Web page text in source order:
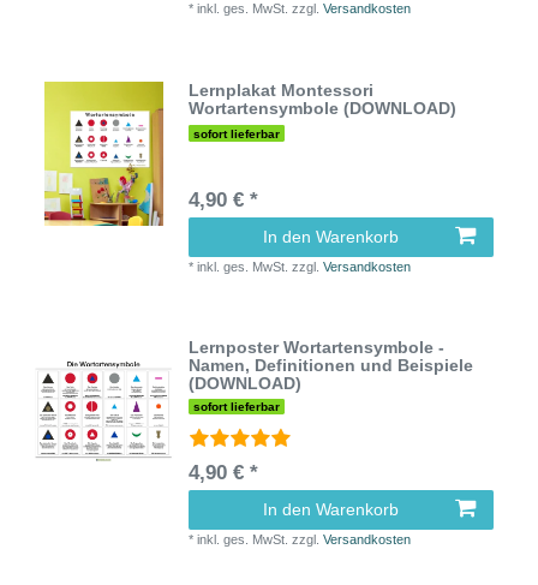
*inkl. ges. MwSt. zzgl.Versandkosten
Lernplakat Montessori
Wortartensymbole (DOWNLOAD)
sofort lieferbar
4,90 € *
In den Warenkorb
*inkl. ges. MwSt. zzgl.Versandkosten
Lernposter Wortartensymbole -
Namen, Definitionen und Beispiele
(DOWNLOAD)
sofort lieferbar
4,90 € *
In den Warenkorb
*inkl. ges. MwSt. zzgl.Versandkosten